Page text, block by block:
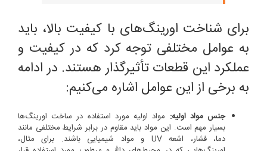
برای شناخت اورینگ‌های با کیفیت بالا، باید
به عوامل مختلفی توجه کرد که در کیفیت و
عملکرد این قطعات تأثیرگذار هستند. در ادامه
به برخی از این عوامل اشاره می‌کنیم:
جنس مواد اولیه: مواد اولیه مورد استفاده در ساخت اورینگ‌ها
بسیار مهم است. این مواد باید مقاوم در برابر شرایط مختلفی مانند
دما، فشار، اشعه UV و مواد شیمیایی باشند. برای مثال،